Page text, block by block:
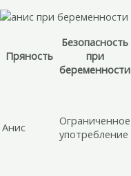
Пряность
Безопасность
при
беременности
Анис
Ограниченное
употребление